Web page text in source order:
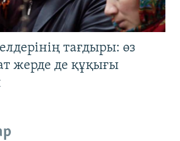
тағдыры: өз
жерде де құқығы